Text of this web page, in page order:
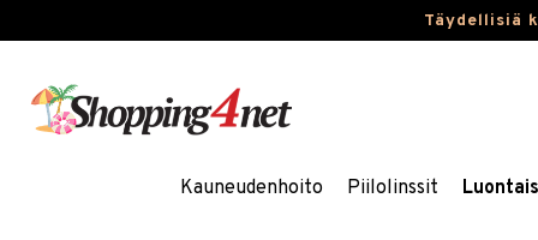
Täydellisiä
Kauneudenhoito Piilolinssit